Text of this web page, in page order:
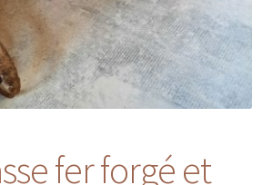
fer forgé et